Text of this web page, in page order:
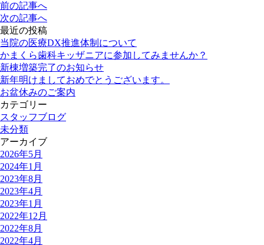
前の記事へ
次の記事へ
最近の投稿
当院の医療DX推進体制について
かまくら歯科キッザニアに参加してみませんか？
新棟増築完了のお知らせ
新年明けましておめでとうございます。
お盆休みのご案内
カテゴリー
スタッフブログ
未分類
アーカイブ
2026年5月
2024年1月
2023年8月
2023年4月
2023年1月
2022年12月
2022年8月
2022年4月